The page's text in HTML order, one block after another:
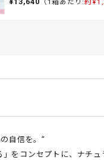
（1箱あたり:約
自信を。”
」をコンセプトに、ナチ